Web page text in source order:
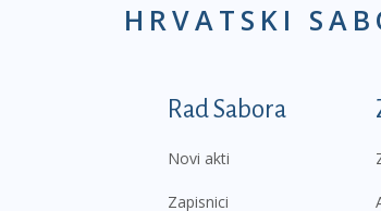
HRVATSKI
Podnožje prvi
Rad Sabora
Novi akti
Zapisnici